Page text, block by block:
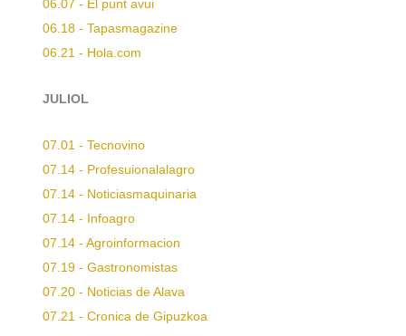
06.07 - El punt avui
06.18 - Tapasmagazine
06.21 - Hola.com
JULIOL
07.01 - Tecnovino
07.14 - Profesuionalalagro
07.14 - Noticiasmaquinaria
07.14 - Infoagro
07.14 - Agroinformacion
07.19 - Gastronomistas
07.20 - Noticias de Alava
07.21 - Cronica de Gipuzkoa